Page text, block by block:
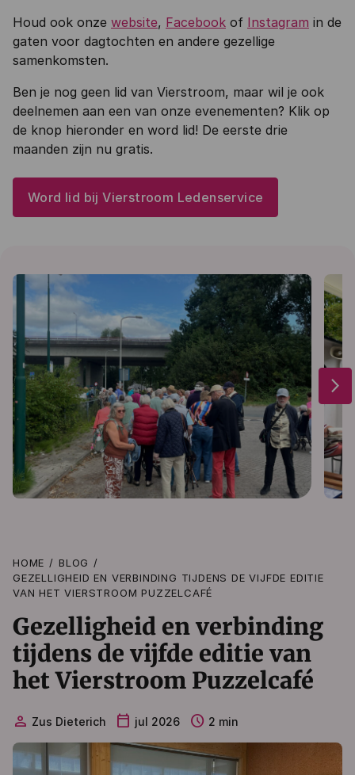
Houd ook onze website, Facebook of Instagram in de
gaten voor dagtochten en andere gezellige
samenkomsten.
Ben je nog geen lid van Vierstroom, maar wil je ook
deelnemen aan een van onze evenementen? Klik op
de knop hieronder en word lid! De eerste drie
maanden zijn nu gratis.
Word lid bij Vierstroom Ledenservice
arrow_forward_ios
HOME
BLOG
GEZELLIGHEID EN VERBINDING TIJDENS DE VIJFDE EDITIE
VAN HET VIERSTROOM PUZZELCAFÉ
Gezelligheid en verbinding
tijdens de vijfde editie van
het Vierstroom Puzzelcafé
person Zus Dieterich calendar_today jul 2026 schedule 2 min